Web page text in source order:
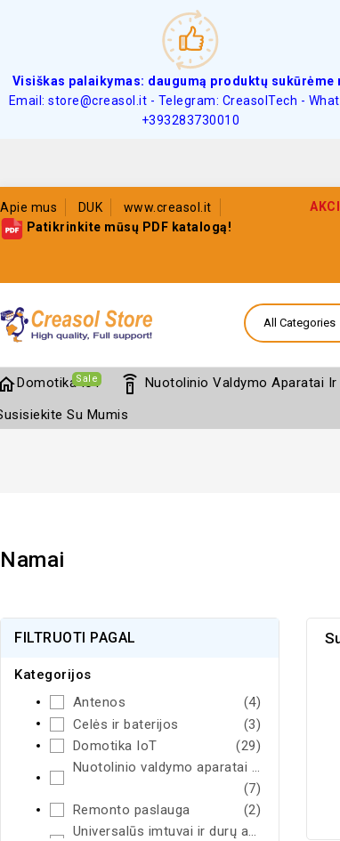
Visiškas palaikymas: daugumą produktų sukūrėme
Email: store@creasol.it - Telegram: CreasolTech -
+393283730010
Apie mus DUK
www.creasol.it
Patikrinkite mūsų PDF katalogą!
Domotika IoT
Sale settings_remote Nuotolinio Valdymo Aparatai Ir
Su Mumis
Namai
FILTRUOTI PAGAL
Kategorijos
Antenos
(4)
Celės ir baterijos
(3)
Domotika IoT
(29)
Nuotolinio valdymo aparatai ir siųstuvai
(7)
Remonto paslauga
(2)
Universalūs imtuvai ir durų atidarytuvai